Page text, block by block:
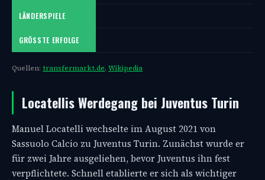
LÄNDERSPIELE
GRÖSSTE ERFOLGE
Quellen: transfermarkt.de, Wikipedia
Locatellis Werdegang bei Juventus Turin
Manuel Locatelli wechselte im August 2021 von
Sassuolo Calcio zu Juventus Turin. Zunächst wurde er
für zwei Jahre ausgeliehen, bevor Juventus ihn fest
verpflichtete. Schnell etablierte er sich als wichtiger